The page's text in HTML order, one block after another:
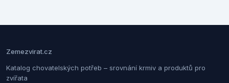
Zemezvirat.cz
Katalog chovatelských potřeb – srovnání krmiv a produktů pro
zvířata